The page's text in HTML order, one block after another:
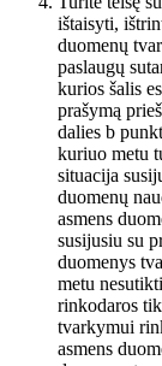
ištaisyti,
duomenų
paslaugų
kurios šalis
prašymą
dalies b
kuriuo metu
situacija
duomenų
asmens
susijusiu su
duomenys
metu
rinkodaros
tvarkymui
asmens